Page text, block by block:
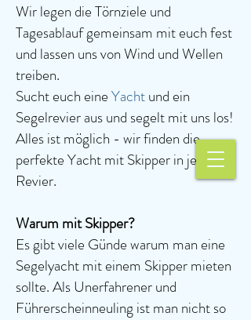
Wir legen die Törnziele und
Tagesablauf gemeinsam mit euch fest
und lassen uns von Wind und Wellen
treiben.
Sucht euch eineYachtund ein
Segelrevier aus und segelt mit uns los!
Alles ist möglich - wir finden die
perfekte Yacht mit Skipper in jedem
Revier.
Warum mit Skipper?
Es gibt viele Günde warum man eine
Segelyacht mit einem Skipper mieten
sollte. Als Unerfahrener und
Führerscheinneuling ist man nicht so